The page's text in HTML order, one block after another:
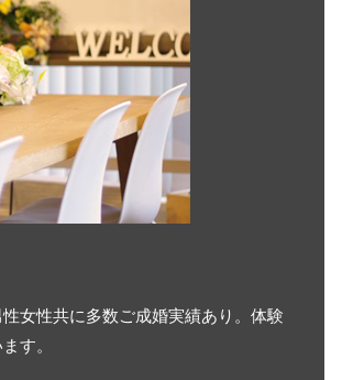
女性共に多数ご成婚実績あり。体験
す。